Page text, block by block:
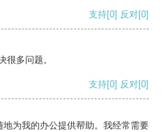
支持[0] 反对[0]
很多问题。
支持[0] 反对[0]
为我的办公提供帮助。我经常需要